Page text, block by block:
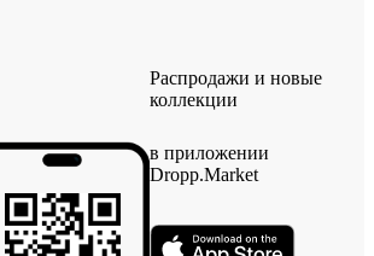
Распродажи и новые
коллекции
в приложении
Dropp.Market